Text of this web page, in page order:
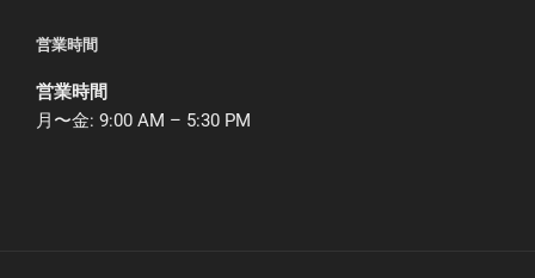
営業時間
営業時間
月〜金: 9:00 AM – 5:30 PM